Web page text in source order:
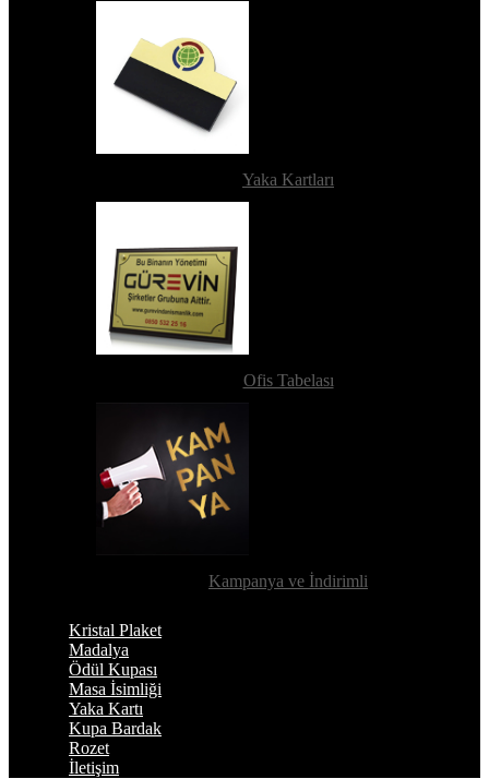
Yaka Kartları
Ofis Tabelası
Kampanya ve İndirimli
Kristal Plaket
Madalya
Ödül Kupası
Masa İsimliği
Yaka Kartı
Kupa Bardak
Rozet
İletişim